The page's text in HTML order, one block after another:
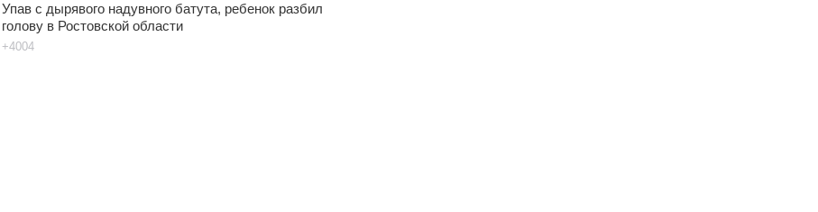
Упав с дырявого надувного батута, ребенок разбил
голову в Ростовской области
+4004